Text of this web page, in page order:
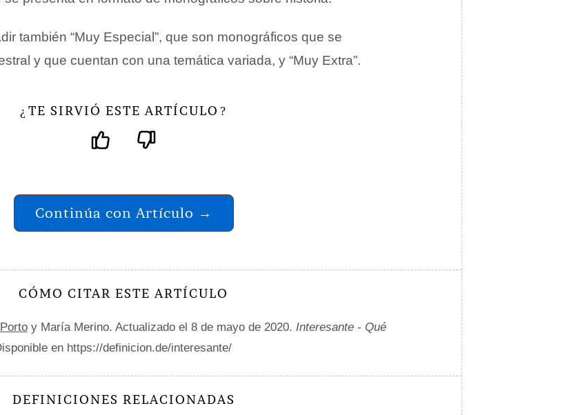
también “Muy Especial”, que son monográficos que se
y que cuentan con una temática variada, y “Muy Extra”.
¿ TE SIRVIÓ ESTE ARTÍCULO ?
Continúa con Artículo →
CÓMO CITAR ESTE ARTÍCULO
y María Merino. Actualizado el 8 de mayo de 2020. Interesante - Qué
en https://definicion.de/interesante/
DEFINICIONES RELACIONADAS